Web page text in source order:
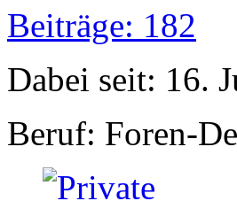
Beiträge: 182
Dabei seit: 16.
Beruf: Foren-